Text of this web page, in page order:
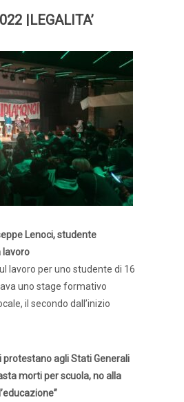
|LEGALITA’
Lenoci, studente
lavoro
lavoro per uno studente di 16
uno stage formativo
il secondo dall’inizio
protestano agli Stati Generali
morti per scuola, no alla